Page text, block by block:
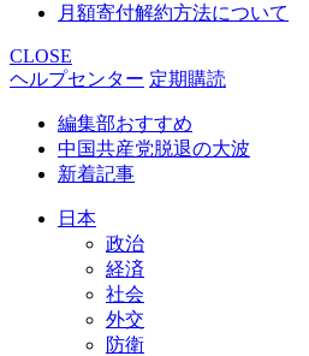
月額寄付解約方法について
CLOSE
ヘルプセンター 定期購読
編集部おすすめ
中国共産党脱退の大波
新着記事
日本
政治
経済
社会
外交
防衛